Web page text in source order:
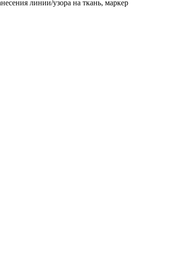
линии/узора на ткань, маркер